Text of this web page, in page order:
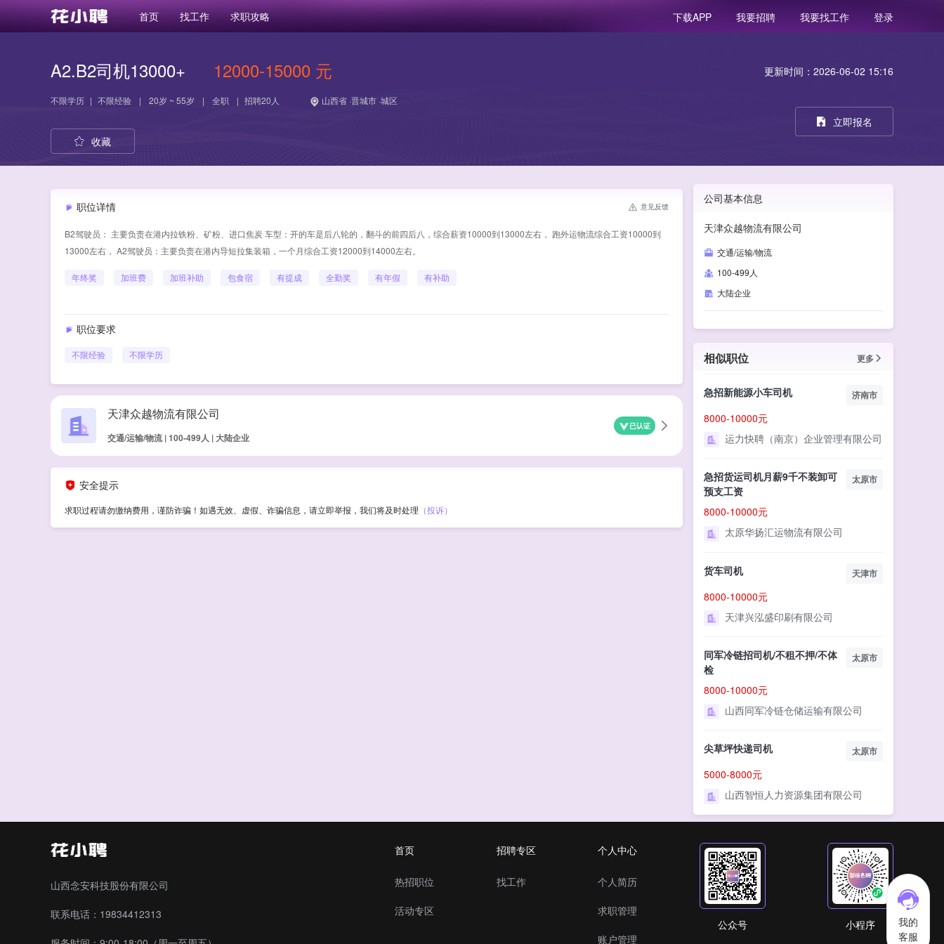
首页 找工作 求职攻略 下载APP 我要招聘 我要找工作 登录
我的
客服
A2.B2司机13000+ 12000-15000 元
不限学历 | 不限经验 | 20岁 ~ 55岁 | 全职 | 招聘20人 山西省 ·晋城市 ·城区
收藏
职位详情 意见反馈
B2驾驶员： 主要负责在港内拉铁粉、矿粉、进口焦炭 车型：开的车是后八轮的，翻斗的前四后八，综合薪资10000到13000左右， 跑外运物流综合工资10000到
13000左右， A2驾驶员：主要负责在港内导短拉集装箱，一个月综合工资12000到14000左右。
年终奖 加班费 加班补助 包食宿 有提成 全勤奖 有年假 有补助
职位要求
不限经验 不限学历
天津众越物流有限公司
交通/运输/物流 | 100-499人 | 大陆企业
已认证
安全提示
求职过程请勿缴纳费用，谨防诈骗！如遇无效、虚假、诈骗信息，请立即举报，我们将及时处理 （投诉）
更新时间：2026-06-02 15:16
立即报名
公司基本信息
天津众越物流有限公司
交通/运输/物流
100-499人
大陆企业
相似职位 更多
急招新能源小车司机 济南市
8000-10000元
运力快聘（南京）企业管理有限公司
急招货运司机月薪9千不装卸可
预支工资
太原市
8000-10000元
太原华扬汇运物流有限公司
货车司机 天津市
8000-10000元
天津兴泓盛印刷有限公司
同军冷链招司机/不租不押/不体
检
太原市
8000-10000元
山西同军冷链仓储运输有限公司
尖草坪快递司机 太原市
5000-8000元
山西智恒人力资源集团有限公司
山西念安科技股份有限公司
联系电话：19834412313
首页
热招职位
活动专区
招聘专区
找工作
个人中心
个人简历
求职管理
账户管理
公众号 小程序